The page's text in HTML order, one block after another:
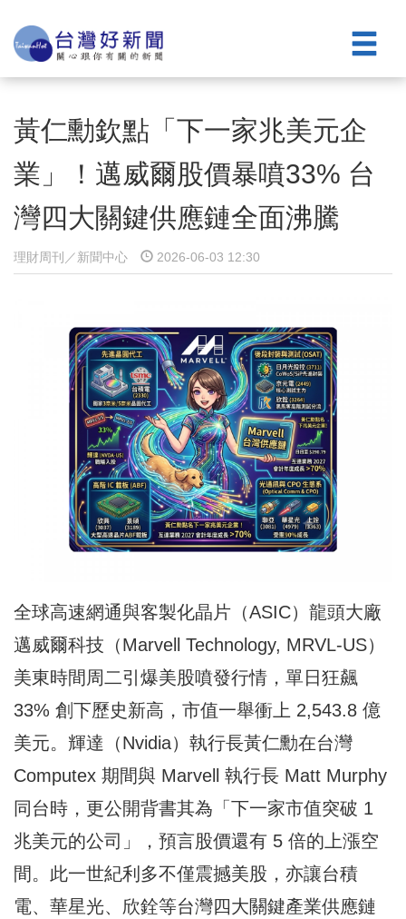
黃仁勳欽點「下一家兆美元企
業」！邁威爾股價暴噴33% 台
灣四大關鍵供應鏈全面沸騰
理財周刊／新聞中心 2026-06-03 12:30
全球高速網通與客製化晶片（ASIC）龍頭大廠
邁威爾科技（Marvell Technology, MRVL-US）
美東時間周二引爆美股噴發行情，單日狂飆
33% 創下歷史新高，市值一舉衝上 2,543.8 億
美元。輝達（Nvidia）執行長黃仁勳在台灣
Computex 期間與 Marvell 執行長 Matt Murphy
同台時，更公開背書其為「下一家市值突破 1
兆美元的公司」，預言股價還有 5 倍的上漲空
間。此一世紀利多不僅震撼美股，亦讓台積
電、華星光、欣銓等台灣四大關鍵產業供應鏈